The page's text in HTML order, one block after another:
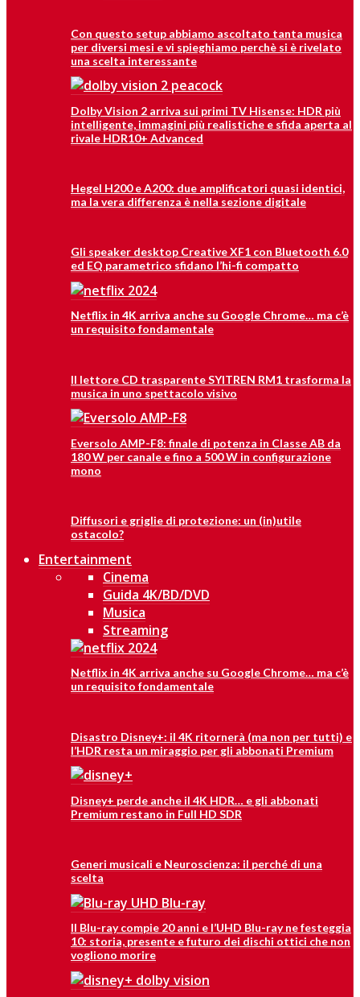
Con questo setup abbiamo ascoltato tanta musica
per diversi mesi e vi spieghiamo perchè si è rivelato
una scelta interessante
Dolby Vision 2 arriva sui primi TV Hisense: HDR più
intelligente, immagini più realistiche e sfida aperta al
rivale HDR10+ Advanced
Hegel H200 e A200: due amplificatori quasi identici,
ma la vera differenza è nella sezione digitale
Gli speaker desktop Creative XF1 con Bluetooth 6.0
ed EQ parametrico sfidano l’hi-fi compatto
Netflix in 4K arriva anche su Google Chrome… ma c’è
un requisito fondamentale
Il lettore CD trasparente SYITREN RM1 trasforma la
musica in uno spettacolo visivo
Eversolo AMP-F8: finale di potenza in Classe AB da
180 W per canale e fino a 500 W in configurazione
mono
Diffusori e griglie di protezione: un (in)utile
ostacolo?
Entertainment
Cinema
Guida 4K/BD/DVD
Musica
Streaming
Netflix in 4K arriva anche su Google Chrome… ma c’è
un requisito fondamentale
Disastro Disney+: il 4K ritornerà (ma non per tutti) e
l’HDR resta un miraggio per gli abbonati Premium
Disney+ perde anche il 4K HDR… e gli abbonati
Premium restano in Full HD SDR
Generi musicali e Neuroscienza: il perché di una
scelta
Il Blu-ray compie 20 anni e l’UHD Blu-ray ne festeggia
10: storia, presente e futuro dei dischi ottici che non
vogliono morire